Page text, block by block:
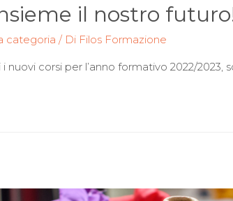
il nostro
categoria / Di Filos Formazione
corsi per l’anno formativo 2022/2023,